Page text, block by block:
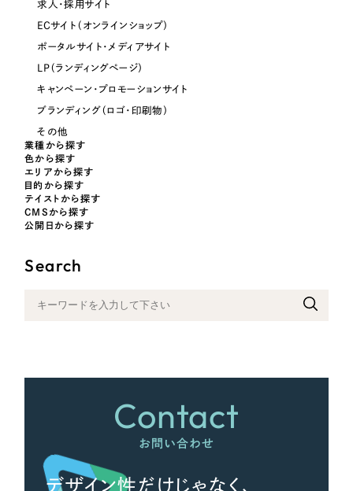
オレンジ・橙色
イエロー・黄色
グリーン・緑色
ブルー・青色
パープル・紫色
求人・採用サイト
ECサイト（オンラインショップ）
ポータルサイト・メディアサイト
LP（ランディングページ）
キャンペーン・プロモーションサイト
ブランディング（ロゴ・印刷物）
その他
業種から探す
色から探す
エリアから探す
目的から探す
テイストから探す
CMSから探す
公開日から探す
Search
Contact
お問い合わせ
デザイン性だけじゃなく、